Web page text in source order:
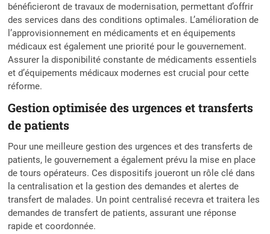
bénéficieront de travaux de modernisation, permettant d’offrir
des services dans des conditions optimales. L’amélioration de
l’approvisionnement en médicaments et en équipements
médicaux est également une priorité pour le gouvernement.
Assurer la disponibilité constante de médicaments essentiels
et d’équipements médicaux modernes est crucial pour cette
réforme.
Gestion optimisée des urgences et transferts
de patients
Pour une meilleure gestion des urgences et des transferts de
patients, le gouvernement a également prévu la mise en place
de tours opérateurs. Ces dispositifs joueront un rôle clé dans
la centralisation et la gestion des demandes et alertes de
transfert de malades. Un point centralisé recevra et traitera les
demandes de transfert de patients, assurant une réponse
rapide et coordonnée.